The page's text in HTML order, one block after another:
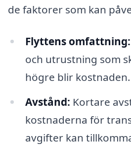
de faktorer som kan
Flyttens omfattning:
och utrustning som
högre blir kostnaden.
Avstånd: Kortare
kostnaderna för
avgifter kan